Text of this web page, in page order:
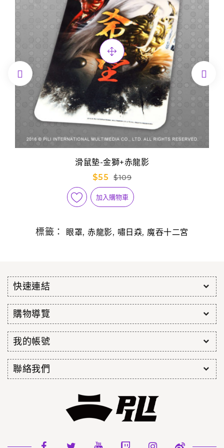
滑鼠墊-金獅+赤龍影
$55
$109
加入購物車
 
標籤： 眼罩,赤龍影, 嘯日猋,魔吞十二宮
快速連結
購物導覽
我的帳號
聯絡我們